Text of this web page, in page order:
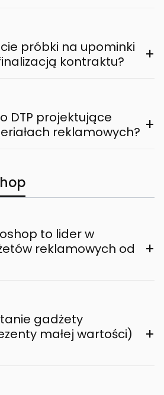
próbki na upominki
kontraktu?
+
DTP projektujące
reklamowych? +
to lider w
reklamowych od
+
gadżety
małej wartości)
+